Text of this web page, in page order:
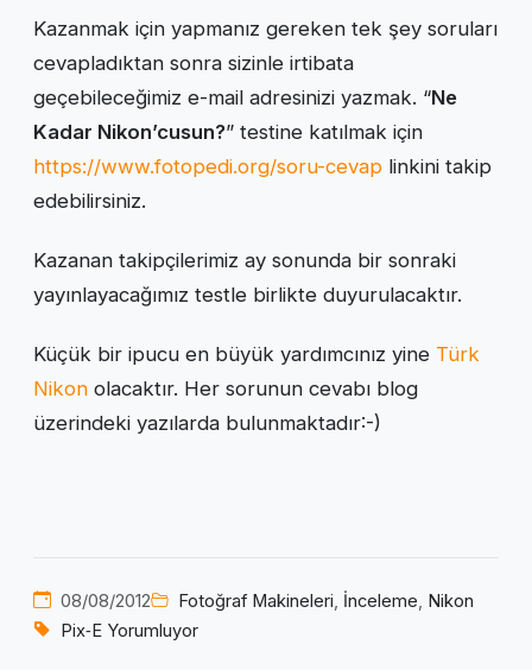
Kazanmak için yapmanız gereken tek şey soruları
cevapladıktan sonra sizinle irtibata
geçebileceğimiz e-mail adresinizi yazmak. “Ne
Kadar Nikon’cusun?” testine katılmak için
https://www.fotopedi.org/soru-cevap linkini takip
edebilirsiniz.
Kazanan takipçilerimiz ay sonunda bir sonraki
yayınlayacağımız testle birlikte duyurulacaktır.
Küçük bir ipucu en büyük yardımcınız yine Türk
Nikon olacaktır. Her sorunun cevabı blog
üzerindeki yazılarda bulunmaktadır:-)
08/08/2012 Fotoğraf Makineleri İnceleme Nikon
Pix‑E Yorumluyor